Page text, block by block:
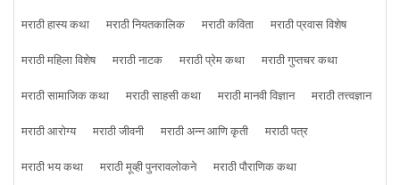
मराठी हास्य कथा
मराठी नियतकालिक मराठी कविता
मराठी प्रवास विशेष
मराठी महिला विशेष
मराठी नाटक मराठी प्रेम कथा
मराठी गुप्तचर कथा
मराठी सामाजिक कथा
मराठी साहसी कथा मराठी मानवी विज्ञान
मराठी तत्त्वज्ञान
मराठी आरोग्य
मराठी जीवनी मराठी अन्न आणि कृती
मराठी पत्र
मराठी भय कथा
मराठी मूव्ही पुनरावलोकने
मराठी पौराणिक कथा